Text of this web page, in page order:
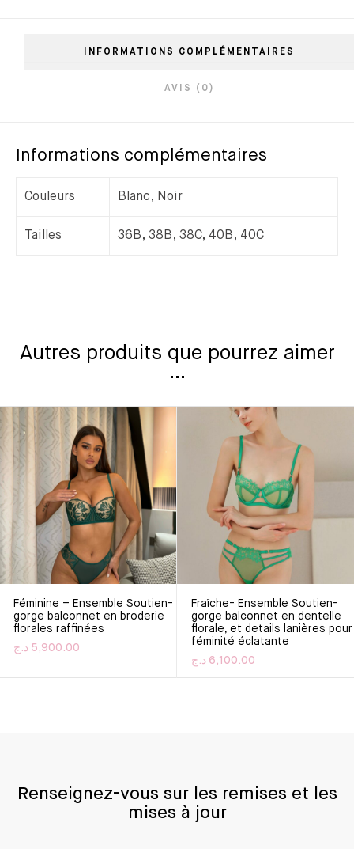
INFORMATIONS COMPLÉMENTAIRES
AVIS (0)
Informations complémentaires
Couleurs Blanc, Noir
Tailles 36B, 38B, 38C, 40B, 40C
Autres produits que pourrez aimer
...
Féminine – Ensemble Soutien-
gorge balconnet en broderie
florales raffinées
5,900.00 د.ج
Fraîche- Ensemble Soutien-
gorge balconnet en dentelle
florale, et details lanières pour
féminité éclatante
6,100.00 د.ج
Renseignez-vous sur les remises et les
mises à jour